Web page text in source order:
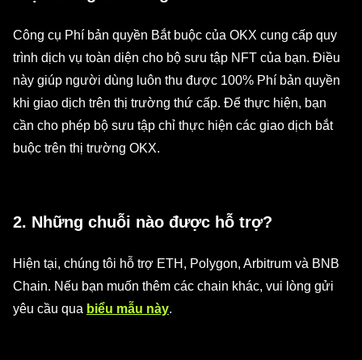
Công cụ Phí bản quyền Bắt buộc của OKX cung cấp quy
trình dịch vụ toàn diện cho bộ sưu tập NFT của bạn. Điều
này giúp người dùng luôn thu được 100% Phí bản quyền
khi giao dịch trên thị trường thứ cấp. Để thực hiện, bạn
cần cho phép bộ sưu tập chỉ thực hiện các giao dịch bắt
buộc trên thị trường OKX.
2. Những chuỗi nào được hỗ trợ?
Hiện tại, chúng tôi hỗ trợ ETH, Polygon, Arbitrum và BNB
Chain. Nếu bạn muốn thêm các chain khác, vui lòng gửi
yêu cầu qua biểu mẫu này.